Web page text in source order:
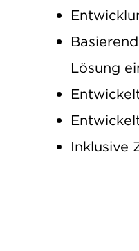
Lösung
Inklusive